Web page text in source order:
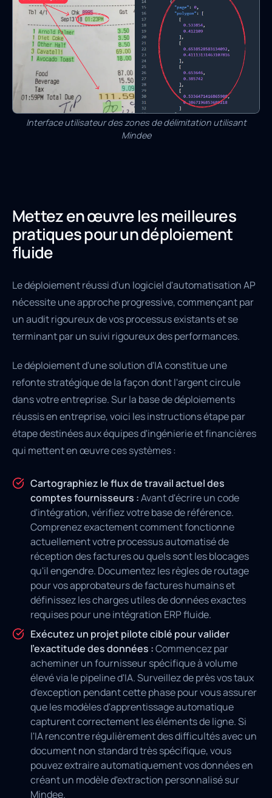
Interface utilisateur des zones de délimitation utilisant
Mindee
Mettez en œuvre les meilleures
pratiques pour un déploiement
fluide
Le déploiement réussi d'un logiciel d'automatisation AP
nécessite une approche progressive, commençant par
un audit rigoureux de vos processus existants et se
terminant par un suivi rigoureux des performances.
Le déploiement d'une solution d'IA constitue une
refonte stratégique de la façon dont l'argent circule
dans votre entreprise. Sur la base de déploiements
réussis en entreprise, voici les instructions étape par
étape destinées aux équipes d'ingénierie et financières
qui mettent en œuvre ces systèmes :
Cartographiez le flux de travail actuel des
comptes fournisseurs :Avant d'écrire un code
d'intégration, vérifiez votre base de référence.
Comprenez exactement comment fonctionne
actuellement votre processus automatisé de
réception des factures ou quels sont les blocages
qu'il engendre. Documentez les règles de routage
pour vos approbateurs de factures humains et
définissez les charges utiles de données exactes
requises pour une intégration ERP fluide.
Exécutez un projet pilote ciblé pour valider
l'exactitude des données :Commencez par
acheminer un fournisseur spécifique à volume
élevé via le pipeline d'IA. Surveillez de près vos taux
d'exception pendant cette phase pour vous assurer
que les modèles d'apprentissage automatique
capturent correctement les éléments de ligne. Si
l'IA rencontre régulièrement des difficultés avec un
document non standard très spécifique, vous
pouvez extraire automatiquement vos données en
créant un modèle d'extraction personnalisé sur
Mindee.